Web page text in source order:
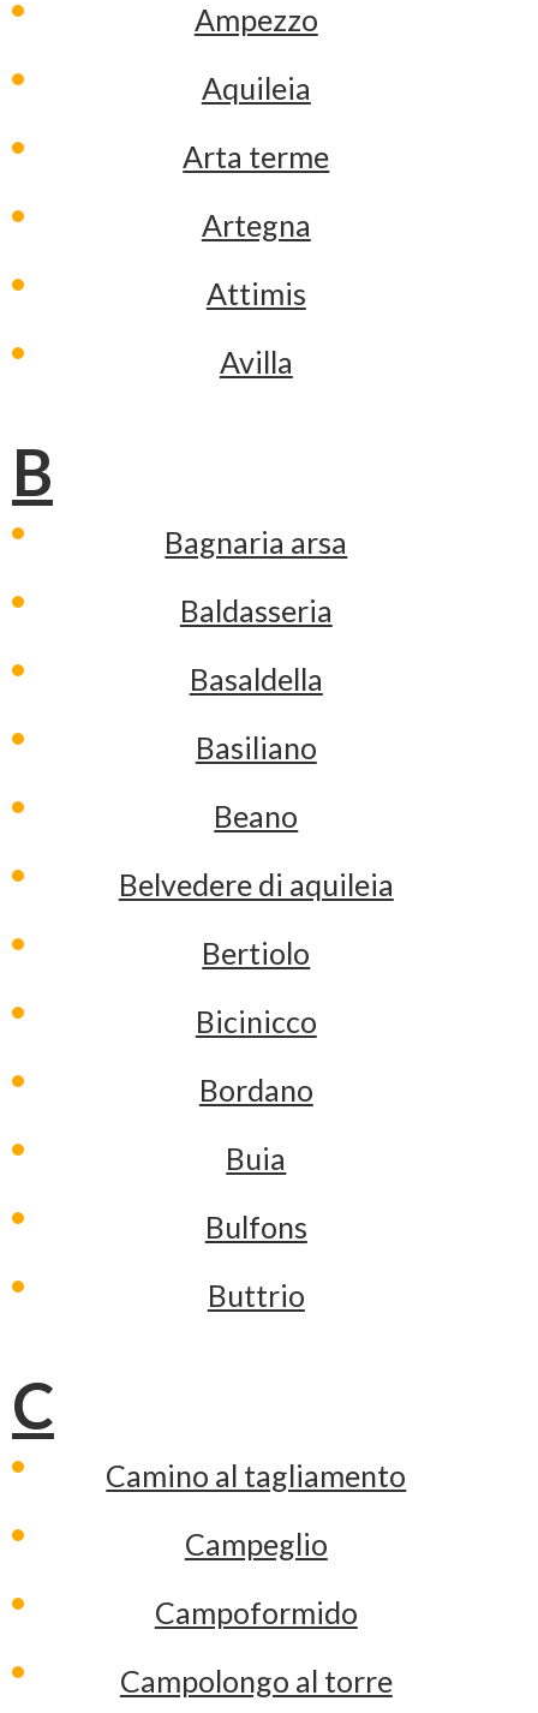
Ampezzo
Aquileia
Arta terme
Artegna
Attimis
Avilla
B
Bagnaria arsa
Baldasseria
Basaldella
Basiliano
Beano
Belvedere di aquileia
Bertiolo
Bicinicco
Bordano
Buia
Bulfons
Buttrio
C
Camino al tagliamento
Campeglio
Campoformido
Campolongo al torre